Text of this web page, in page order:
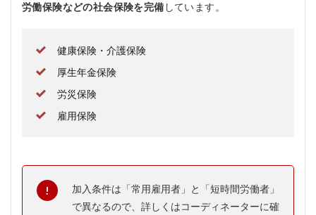
労働保険などの社会保険を完備 しています。
健康保険・介護保険
厚生年金保険
労災保険
雇用保険
加入条件は「常用雇用者」と「短時間労働者」
で異なるので、詳しくはコーディネーターに確